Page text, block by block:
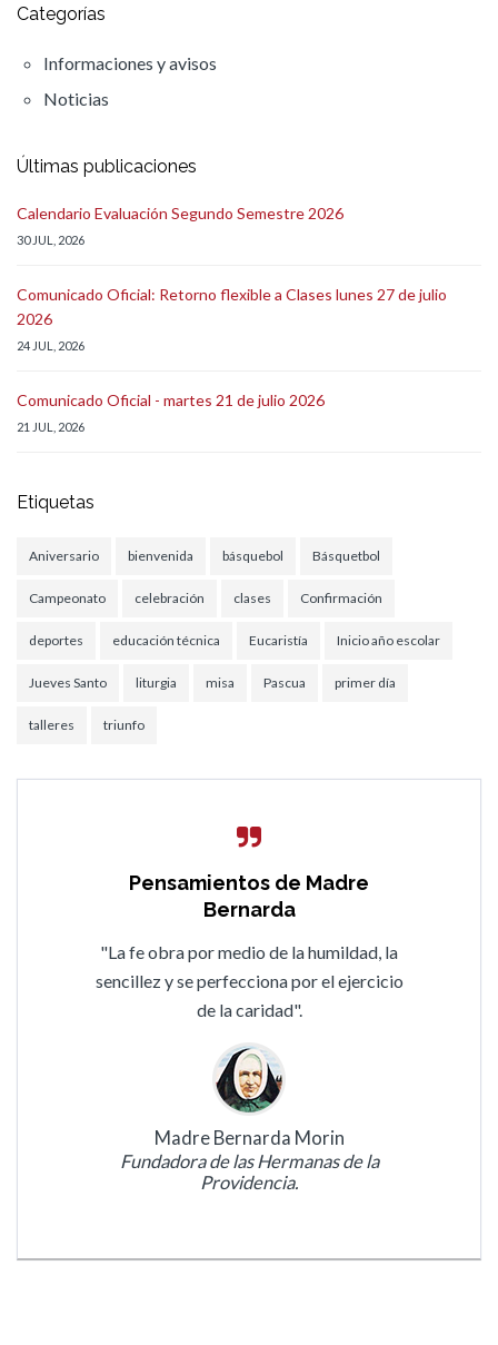
Categorías
Informaciones y avisos
Noticias
Últimas publicaciones
Calendario Evaluación Segundo Semestre 2026
30 JUL, 2026
Comunicado Oficial: Retorno flexible a Clases lunes 27 de julio
2026
24 JUL, 2026
Comunicado Oficial - martes 21 de julio 2026
21 JUL, 2026
Etiquetas
Aniversario bienvenida básquebol Básquetbol
Campeonato celebración clases Confirmación
deportes educación técnica Eucaristía Inicio año escolar
Jueves Santo liturgia misa Pascua primer día
talleres triunfo
Pensamientos de Madre
Bernarda
"La fe obra por medio de la humildad, la
sencillez y se perfecciona por el ejercicio
de la caridad".
Madre Bernarda Morin
Fundadora de las Hermanas de la
Providencia.